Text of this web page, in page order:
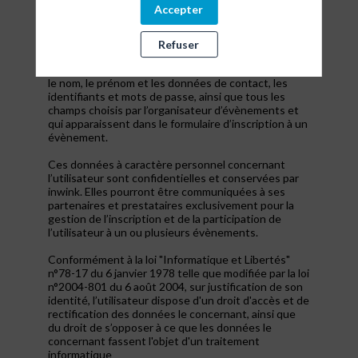
évènement, et de consulter les informations
relatives à l’organisation pratique et logistique d’un
le nom, le prénom et les données de contact, les
identifiants et mots de passe, ainsi que tous les
champs choisis par l’organisateur d’évènements et
qui apparaissent dans le formulaire d’inscription à un
évènement.
Ces données à caractère personnel concernant
l’utilisateur sont confidentielles et conservées par
inwink. Elles pourront être communiquées à ses
partenaires et prestataires exclusivement pour la
gestion de l’inscription et de la participation de
l’utilisateur à un ou plusieurs évènements.
Conformément à la loi "Informatique et Libertés"
n°78-17 du 6 janvier 1978 telle que modifiée par la loi
n°2004-801 du 6 août 2004, sur justification de son
identité, l’utilisateur dispose d'un droit d'accès et de
rectification des données le concernant, ainsi que
du droit de s’opposer à ce que les données le
concernant fassent l'objet d'un traitement
informatique
Accepter
Refuser